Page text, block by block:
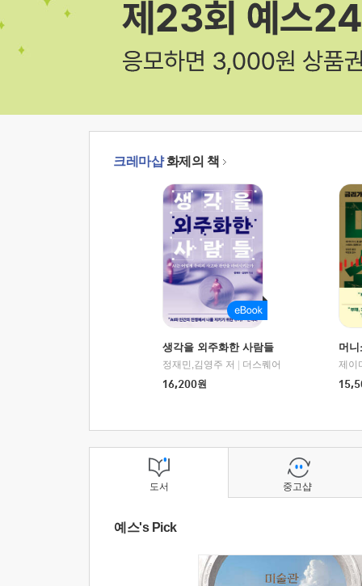
크레마샵화제의 책
생각을 외주화한 사람들
정재민,김영주 저
더스퀘어
16,200원
머
도서
예스's Pick
중고샵